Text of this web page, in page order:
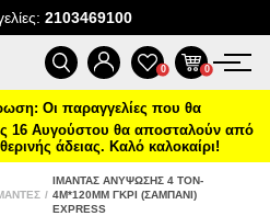
2103469100
0 0
Οι παραγγελίες που θα
16 Αυγούστου θα αποσταλούν από
άδειας. Καλό καλοκαίρι!
/
ΙΜΆΝΤΑΣ ΑΝΎΨΩΣΗΣ 4 TON-
4M*120MM ΓΚΡΙ (ΣΑΜΠΆΝΙ)
EXPRESS